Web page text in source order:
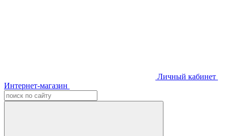
Личный кабинет
Интернет-магазин